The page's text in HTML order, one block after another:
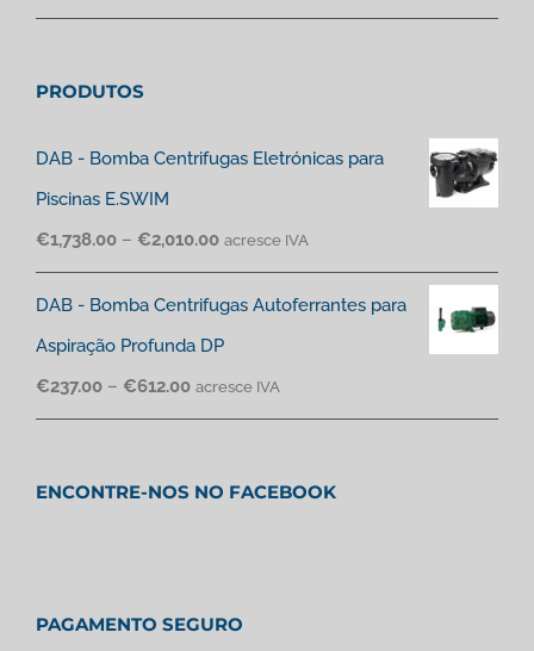
PRODUTOS
DAB - Bomba Centrifugas Eletrónicas para
Piscinas E.SWIM
€1,738.00 – €2,010.00 acresce IVA
DAB - Bomba Centrifugas Autoferrantes para
Aspiração Profunda DP
€237.00 – €612.00 acresce IVA
ENCONTRE-NOS NO FACEBOOK
PAGAMENTO SEGURO